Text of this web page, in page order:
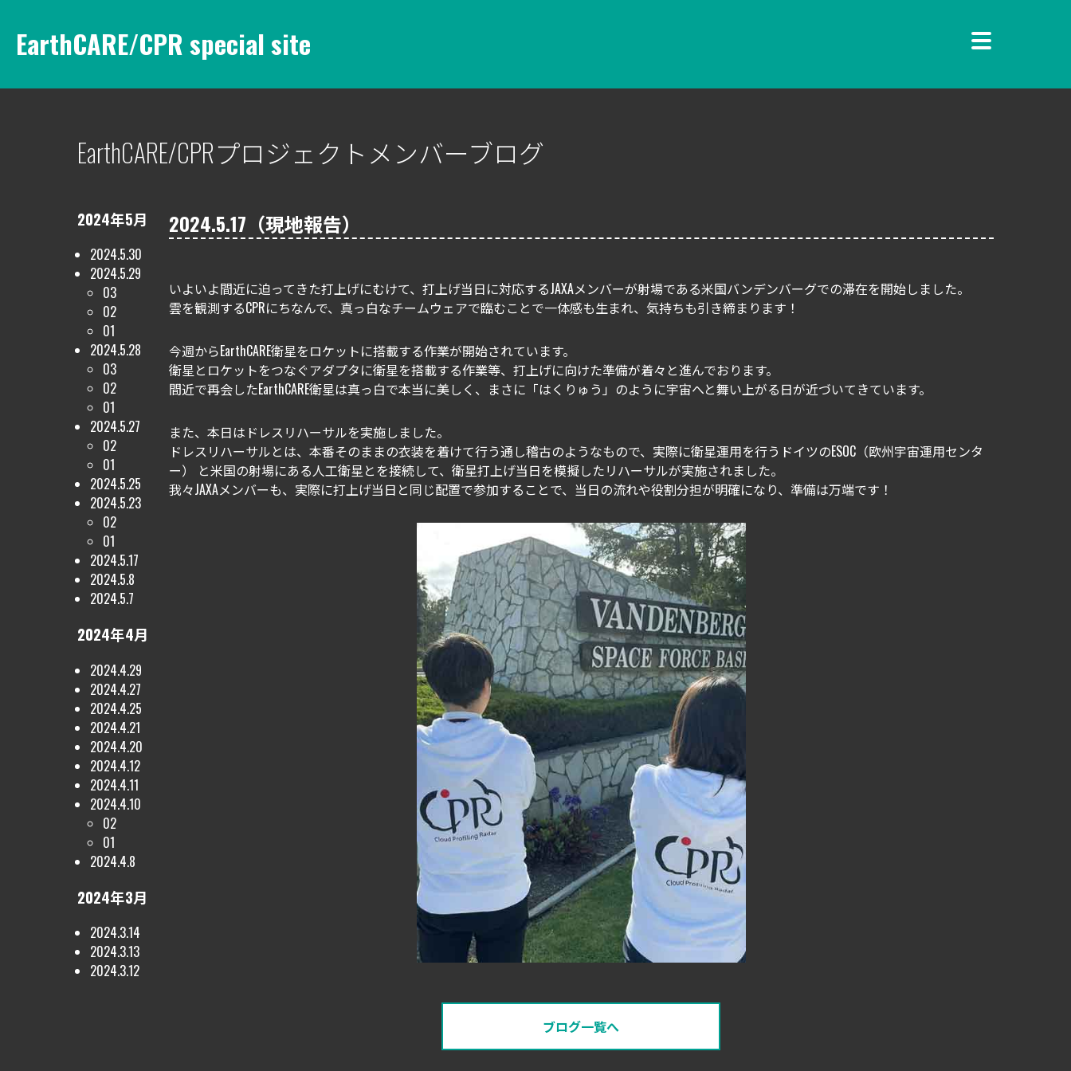
EarthCARE/CPR special site
EarthCARE/CPRプロジェクトメンバーブログ
2024年5月
2024.5.30
2024.5.29
03
02
01
2024.5.28
03
02
01
2024.5.27
02
01
2024.5.25
2024.5.23
02
01
2024.5.17
2024.5.8
2024.5.7
2024年4月
2024.4.29
2024.4.27
2024.4.25
2024.4.21
2024.4.20
2024.4.12
2024.4.11
2024.4.10
02
01
2024.4.8
2024年3月
2024.3.14
2024.3.13
2024.3.12
2024.5.17（現地報告）
いよいよ間近に迫ってきた打上げにむけて、打上げ当日に対応するJAXAメンバーが射場である米国バンデンバーグでの滞在を開始しました。
雲を観測するCPRにちなんで、真っ白なチームウェアで臨むことで一体感も生まれ、気持ちも引き締まります！
今週からEarthCARE衛星をロケットに搭載する作業が開始されています。
衛星とロケットをつなぐアダプタに衛星を搭載する作業等、打上げに向けた準備が着々と進んでおります。
間近で再会したEarthCARE衛星は真っ白で本当に美しく、まさに「はくりゅう」のように宇宙へと舞い上がる日が近づいてきています。
また、本日はドレスリハーサルを実施しました。
ドレスリハーサルとは、本番そのままの衣装を着けて行う通し稽古のようなもので、実際に衛星運用を行うドイツのESOC（欧州宇宙運用センタ
ー） と米国の射場にある人工衛星とを接続して、衛星打上げ当日を模擬したリハーサルが実施されました。
我々JAXAメンバーも、実際に打上げ当日と同じ配置で参加することで、当日の流れや役割分担が明確になり、準備は万端です！
ブログ一覧へ